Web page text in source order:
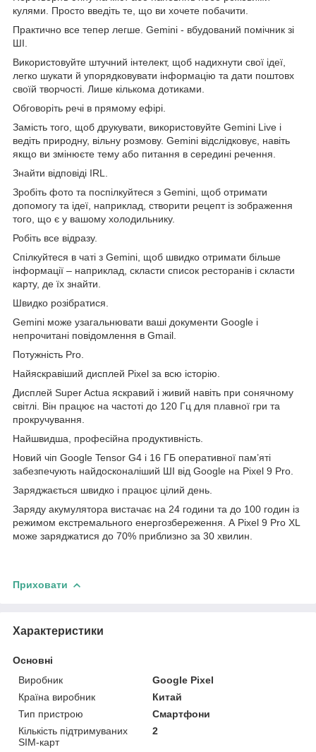
кулями. Просто введіть те, що ви хочете побачити.
Практично все тепер легше. Gemini - вбудований помічник зі
ШІ.
Використовуйте штучний інтелект, щоб надихнути свої ідеї,
легко шукати й упорядковувати інформацію та дати поштовх
своїй творчості. Лише кількома дотиками.
Обговоріть речі в прямому ефірі.
Замість того, щоб друкувати, використовуйте Gemini Live і
ведіть природну, вільну розмову. Gemini відслідковує, навіть
якщо ви змінюєте тему або питання в середині речення.
Знайти відповіді IRL.
Зробіть фото та поспілкуйтеся з Gemini, щоб отримати
допомогу та ідеї, наприклад, створити рецепт із зображення
того, що є у вашому холодильнику.
Робіть все відразу.
Спілкуйтеся в чаті з Gemini, щоб швидко отримати більше
інформації – наприклад, скласти список ресторанів і скласти
карту, де їх знайти.
Швидко розібратися.
Gemini може узагальнювати ваші документи Google і
непрочитані повідомлення в Gmail.
Потужність Pro.
Найяскравіший дисплей Pixel за всю історію.
Дисплей Super Actua яскравий і живий навіть при сонячному
світлі. Він працює на частоті до 120 Гц для плавної гри та
прокручування.
Найшвидша, професійна продуктивність.
Новий чіп Google Tensor G4 і 16 ГБ оперативної пам’яті
забезпечують найдосконаліший ШІ від Google на Pixel 9 Pro.
Заряджається швидко і працює цілий день.
Заряду акумулятора вистачає на 24 години та до 100 годин із
режимом екстремального енергозбереження. А Pixel 9 Pro XL
може заряджатися до 70% приблизно за 30 хвилин.
Приховати
Характеристики
Основні
Виробник
Google Pixel
Країна виробник
Китай
Тип пристрою
Смартфони
Кількість підтримуваних
SIM-карт
2